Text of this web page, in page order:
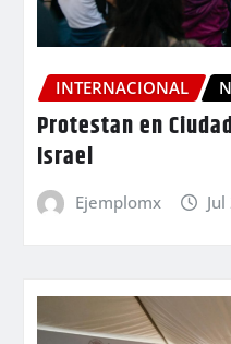
INTERNACIONAL
Protestan en
Israel
Ejemplomx